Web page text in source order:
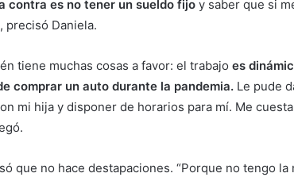
contra es no tener un sueldo fijo y saber que si
precisó Daniela.
tiene muchas cosas a favor: el trabajoes
comprar un auto durante la pandemia. Le pude
mi hija y disponer de horarios para mí. Me
que no hace destapaciones. “Porque no tengo